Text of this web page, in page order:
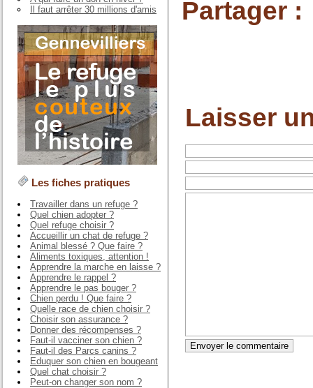
Il faut arrêter 30 millions d'amis
Les fiches pratiques
Travailler dans un refuge ?
Quel chien adopter ?
Quel refuge choisir ?
Accueillir un chat de refuge ?
Animal blessé ? Que faire ?
Aliments toxiques, attention !
Apprendre la marche en laisse ?
Apprendre le rappel ?
Apprendre le pas bouger ?
Chien perdu ! Que faire ?
Quelle race de chien choisir ?
Choisir son assurance ?
Donner des récompenses ?
Faut-il vacciner son chien ?
Faut-il des Parcs canins ?
Eduquer son chien en bougeant
Quel chat choisir ?
Peut-on changer son nom ?
Partager :
Laisser